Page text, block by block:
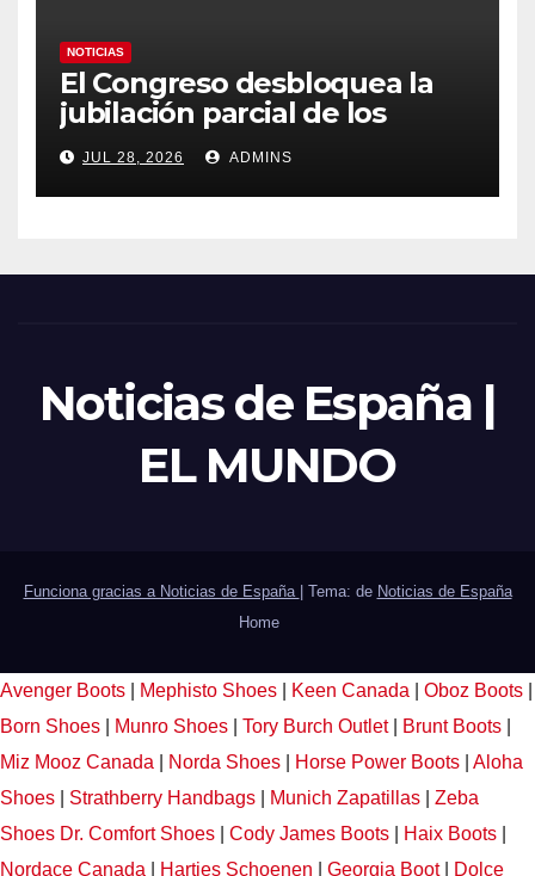
NOTICIAS
El Congreso desbloquea la
jubilación parcial de los
trabajadores laborales del
sector público
JUL 28, 2026 ADMINS
Noticias de España |
EL MUNDO
Funciona gracias a Noticias de España Tema: de Noticias de España
Home
Avenger Boots Mephisto Shoes Keen Canada Oboz Boots
Born Shoes
Munro Shoes Tory Burch Outlet Brunt Boots
Miz Mooz Canada
Norda Shoes Horse Power Boots
Aloha
Shoes
Strathberry Handbags Munich Zapatillas
Zeba
Shoes Dr. Comfort Shoes Cody James Boots Haix Boots
Nordace Canada
Hartjes Schoenen Georgia Boot| Dolce